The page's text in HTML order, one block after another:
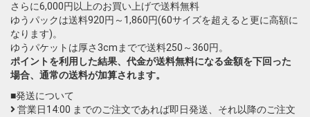
さらに6,000円以上のお買い上げで送料無料
ゆうパックは送料920円～1,860円(60サイズを超えると更に高額に
なります)。
ゆうパケットは厚さ3cmまでで送料250～360円。
ポイントを利用した結果、代金が送料無料になる金額を下回った
場合、通常の送料が加算されます。
■発送について
営業日14:00 までのご注文であれば即日発送、それ以降のご注文